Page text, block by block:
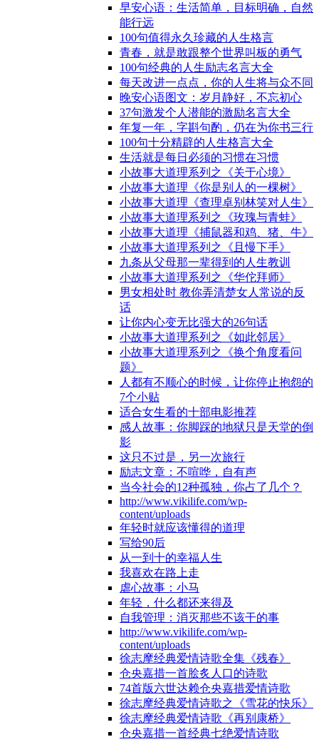
早安心语：生活简单，目标明确，自然
能行远
100句值得永久珍藏的人生格言
青春，就是敢跟整个世界叫板的勇气
100句经典的人生励志名言大全
每天改进一点点，你的人生将与众不同
晚安心语图文：岁月静好，不忘初心
37句激发个人潜能的激励名言大全
年复一年，字斟句酌，仍在为你书三行
100句十分精辟的人生格言大全
生活就是每日必须的习惯在习惯
小故事大道理系列之《关于心境》
小故事大道理《你是别人的一棵树》
小故事大道理《查理卓别林笑对人生》
小故事大道理系列之《玫瑰与青蛙》
小故事大道理《捕鼠器和鸡、猪、牛》
小故事大道理系列之《且慢下手》
九条从父母那一辈得到的人生教训
小故事大道理系列之《华佗拜师》
男女相处时 教你弄清楚女人常说的反
话
让你内心变无比强大的26句话
小故事大道理系列之《如此邻居》
小故事大道理系列之《换个角度看问
题》
人都有不顺心的时候，让你停止抱怨的
7个小贴
适合女生看的十部电影推荐
感人故事：你脚踩的地狱只是天堂的倒
影
这只不过是，另一次旅行
励志文章：不喧哗，自有声
当今社会的12种孤独，你占了几个？
http://www.vikilife.com/wp-
content/uploads
年轻时就应该懂得的道理
写给90后
从一到十的幸福人生
我喜欢在路上走
虐心故事：小马
年轻，什么都还来得及
自我管理：消灭那些不该干的事
http://www.vikilife.com/wp-
content/uploads
徐志摩经典爱情诗歌全集《残春》
仓央嘉措一首脍炙人口的诗歌
74首版六世达赖仓央嘉措爱情诗歌
徐志摩经典爱情诗歌之《雪花的快乐》
徐志摩经典爱情诗歌《再别康桥》
仓央嘉措一首经典七绝爱情诗歌